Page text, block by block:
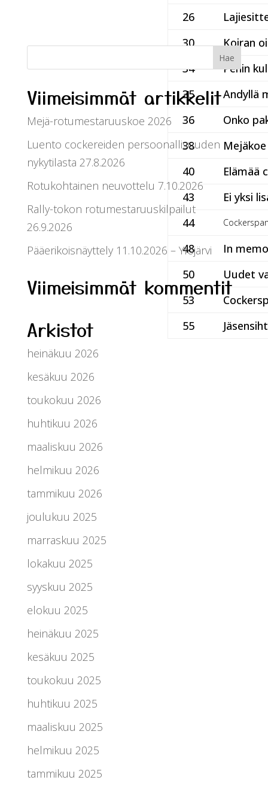
26
30
Koiran
34
Penin
35
Andyllä
36
Onko
38
40
Elämää
43
Ei yksi
44
48
In
50
Uudet
53
55
Viimeisimmät artikkelit
Mejä-rotumestaruuskoe 2026
Luento cockereiden persoonallisuuden
nykytilasta 27.8.2026
Rotukohtainen neuvottelu 7.10.2026
Rally-tokon rotumestaruuskilpailut
26.9.2026
Pääerikoisnäyttely 11.10.2026 – Ylöjärvi
Viimeisimmät kommentit
Arkistot
heinäkuu 2026
kesäkuu 2026
toukokuu 2026
huhtikuu 2026
maaliskuu 2026
helmikuu 2026
tammikuu 2026
joulukuu 2025
marraskuu 2025
lokakuu 2025
syyskuu 2025
elokuu 2025
heinäkuu 2025
kesäkuu 2025
toukokuu 2025
huhtikuu 2025
maaliskuu 2025
helmikuu 2025
tammikuu 2025